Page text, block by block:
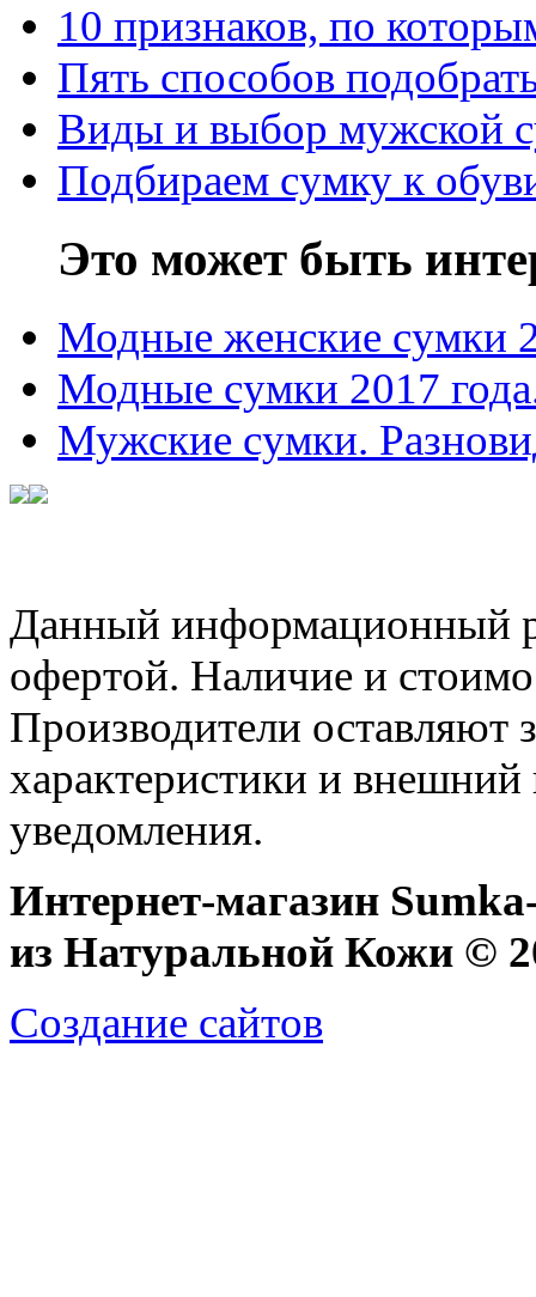
10 признаков, по
Пять способов
Виды и выбор мужской
Подбираем сумку к
Это может быть
Модные женские сумки
Модные сумки 2017
Мужские сумки.
Данный информационный
офертой. Наличие и
Производители оставляют
характеристики и внешний
уведомления.
Интернет-магазин
из Натуральной Кожи ©
Создание сайтов